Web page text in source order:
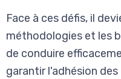
Face à ces défis, il
méthodologies et les
de conduire
garantir l'adhésion